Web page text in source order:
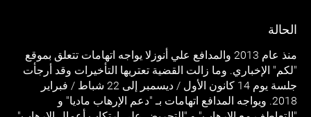
الحالة
منذ عام 2013 والمدافع علي أنوزلا يواجه اتهامات تتعلق بموقع
"لكم" الإخباري. وما زالت القضية تعتريها التأخيرات وقد أرجأت
جلسة يوم 14 كانون الأول / ديسمبر إلى 22 شباط / فبراير
2018. ويواجه المدافع اتهامات بـ "دعم الإرهاب ماديا" و